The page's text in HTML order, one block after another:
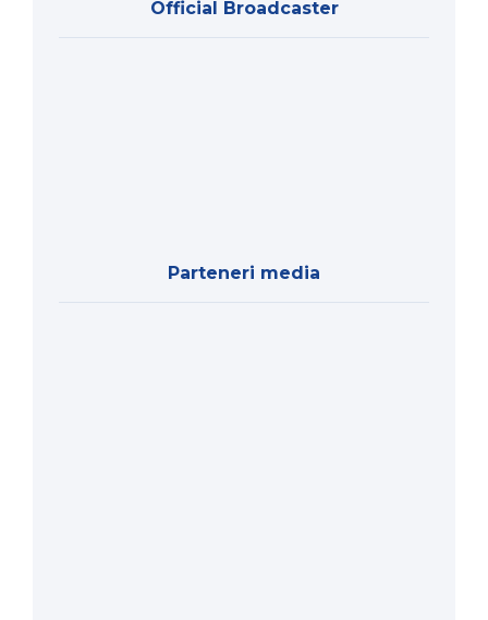
Official Broadcaster
Parteneri media